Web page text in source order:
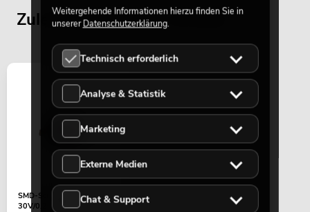
Zuletzt angesehene Artikel
SMD-Schottky-Diode
30V/0,2A (SOD323)
Weitergehende Informationen hierzu finden Sie in
unsererDatenschutzerklärung.
Technisch erforderlich
Analyse & Statistik
Marketing
Externe Medien
Chat & Support